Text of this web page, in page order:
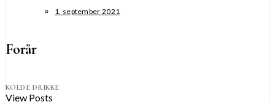
1. september 2021
Forår
KOLDE DRIKKE
View Posts